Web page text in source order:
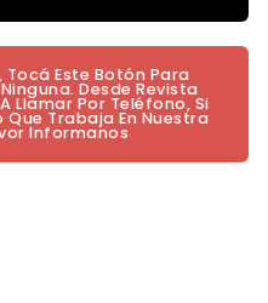
Tocá Este Botón Para
Desde Revista
Llamar Por Teléfono, Si
Que Trabaja En Nuestra
Informanos